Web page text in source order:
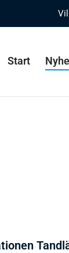
Start